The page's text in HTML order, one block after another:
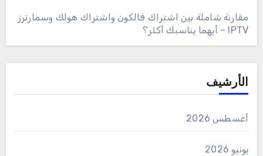
مقارنة شاملة بين اشتراك فالكون واشتراك هولك وسمارترز
IPTV – أيهما يناسبك أكثر؟
الأرشيف
أغسطس 2026
يونيو 2026